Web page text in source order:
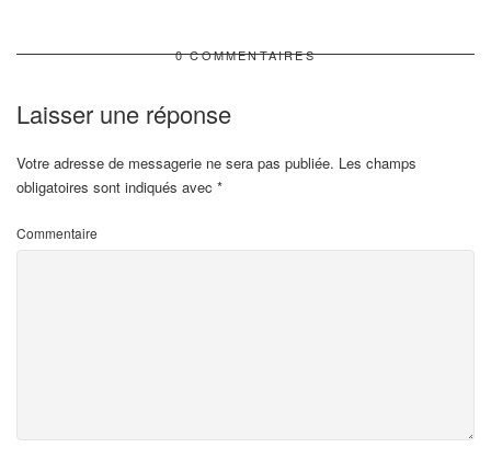
0 COMMENTAIRES
Laisser une réponse
Votre adresse de messagerie ne sera pas publiée. Les champs
obligatoires sont indiqués avec *
Commentaire